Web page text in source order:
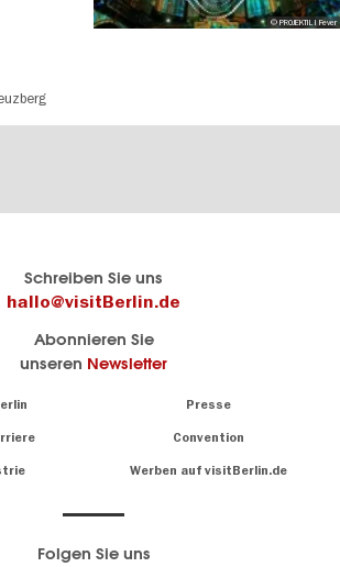
© PROJEKTIL I Fever
Schreiben Sie uns
hallo@visitBerlin.de
Abonnieren Sie
unseren Newsletter
Presse
Convention
Werben auf visitBerlin.de
Folgen Sie uns